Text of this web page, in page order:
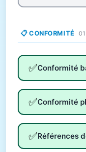
📋 CONFORMITÉ
✅Conformité
✅Conformité
✅Références